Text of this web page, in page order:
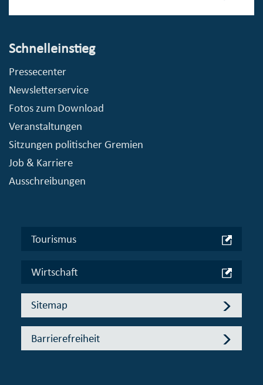
Schnelleinstieg
Pressecenter
Newsletterservice
Fotos zum Download
Veranstaltungen
Sitzungen politischer Gremien
Job & Karriere
Ausschreibungen
Tourismus
Wirtschaft
Sitemap
Barrierefreiheit